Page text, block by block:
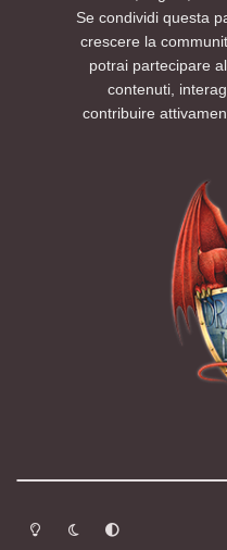
Se condividi questa
crescere la
potrai partecipare
contenuti,
contribuire
Modalità chiara
Modalità scuraSegui la preferenza